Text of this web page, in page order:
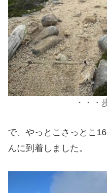
・・・
で、やっとこさっとこ
んに到着しました。